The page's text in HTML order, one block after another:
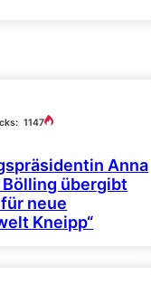
1147
Anna
Bölling übergibt
neue
Kneipp“